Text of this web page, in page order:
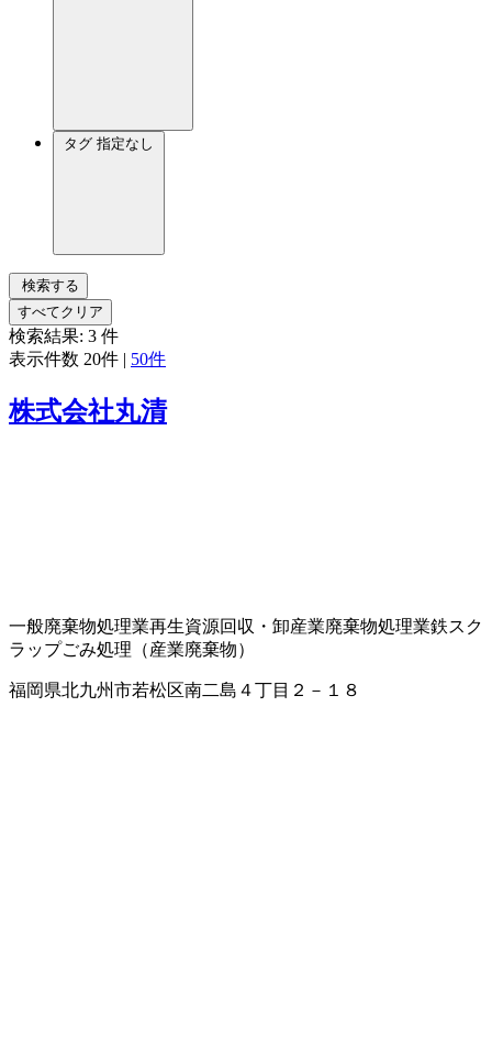
タグ 指定なし
検索する
すべてクリア
検索結果: 3 件
表示件数 20件 | 50件
株式会社丸清
一般廃棄物処理業再生資源回収・卸産業廃棄物処理業鉄スク
ラップごみ処理（産業廃棄物）
福岡県北九州市若松区南二島４丁目２－１８